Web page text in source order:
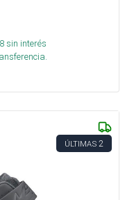
sin interés
ÚLTIMAS 2